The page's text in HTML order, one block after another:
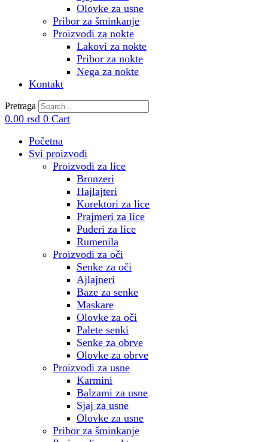
Olovke za usne
Pribor za šminkanje
Proizvodi za nokte
Lakovi za nokte
Pribor za nokte
Nega za nokte
Kontakt
Pretraga
0.00 rsd 0 Cart
Početna
Svi proizvodi
Proizvodi za lice
Bronzeri
Hajlajteri
Korektori za lice
Prajmeri za lice
Puderi za lice
Rumenila
Proizvodi za oči
Senke za oči
Ajlajneri
Baze za senke
Maskare
Olovke za oči
Palete senki
Senke za obrve
Olovke za obrve
Proizvodi za usne
Karmini
Balzami za usne
Sjaj za usne
Olovke za usne
Pribor za šminkanje